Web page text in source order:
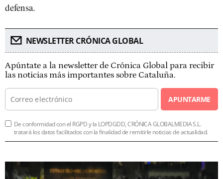
defensa.
NEWSLETTER CRÓNICA GLOBAL
Apúntate a la newsletter de Crónica Global para recibir
las noticias más importantes sobre Cataluña.
APUNTARME
De conformidad con el RGPD y la LOPDGDD, CRÓNICA GLOBALMEDIA S.L.
tratará los datos facilitados con la finalidad de remitirle noticias de actualidad.